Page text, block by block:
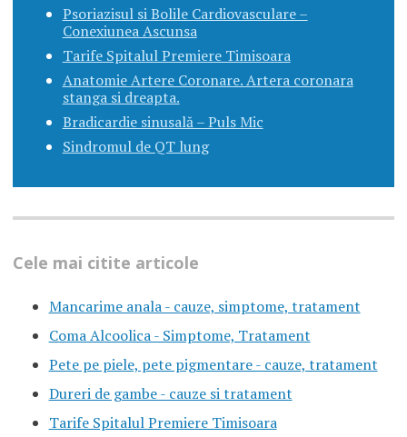
Psoriazisul si Bolile Cardiovasculare –
Conexiunea Ascunsa
Tarife Spitalul Premiere Timisoara
Anatomie Artere Coronare. Artera coronara
stanga si dreapta.
Bradicardie sinusală – Puls Mic
Sindromul de QT lung
Cele mai citite articole
Mancarime anala - cauze, simptome, tratament
Coma Alcoolica - Simptome, Tratament
Pete pe piele, pete pigmentare - cauze, tratament
Dureri de gambe - cauze si tratament
Tarife Spitalul Premiere Timisoara